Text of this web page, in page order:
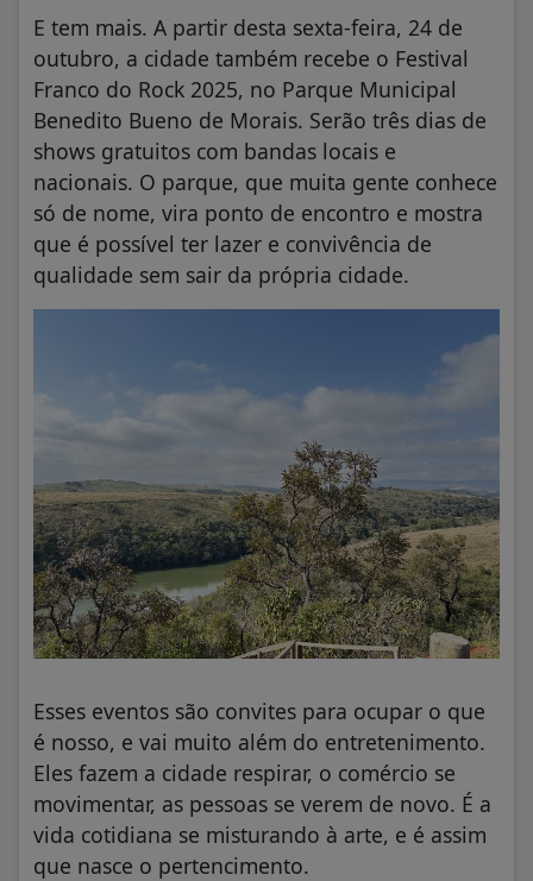
E tem mais. A partir desta sexta-feira, 24 de
outubro, a cidade também recebe o Festival
Franco do Rock 2025, no Parque Municipal
Benedito Bueno de Morais. Serão três dias de
shows gratuitos com bandas locais e
nacionais. O parque, que muita gente conhece
só de nome, vira ponto de encontro e mostra
que é possível ter lazer e convivência de
qualidade sem sair da própria cidade.
Esses eventos são convites para ocupar o que
é nosso, e vai muito além do entretenimento.
Eles fazem a cidade respirar, o comércio se
movimentar, as pessoas se verem de novo. É a
vida cotidiana se misturando à arte, e é assim
que nasce o pertencimento.